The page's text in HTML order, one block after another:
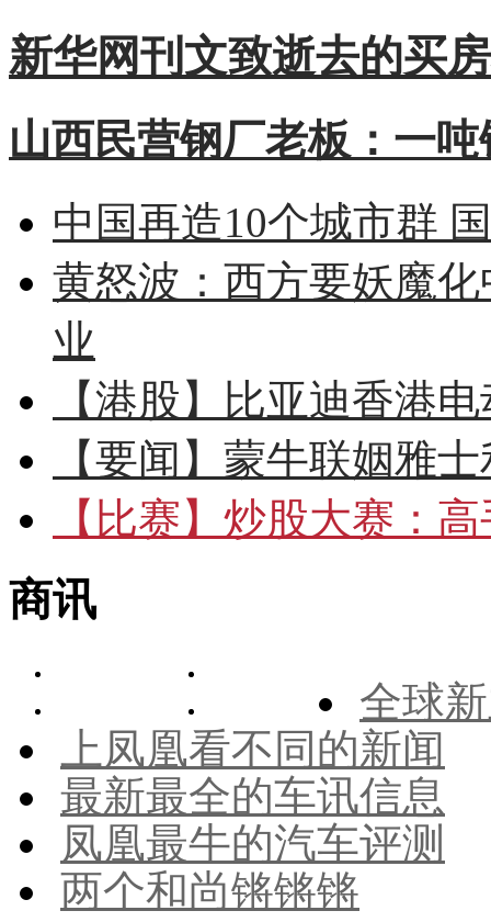
新华网刊文致逝去的买
山西民营钢厂老板：一
中国再造10个城市群
黄怒波：西方要妖魔
业
【港股】
比亚迪香港
【要闻】 蒙牛联姻雅
【比赛】 炒股大赛：高
商讯
全球
上凤凰看不同的新闻
最新最全的车讯信息
凤凰最牛的汽车评测
两个和尚锵锵锵